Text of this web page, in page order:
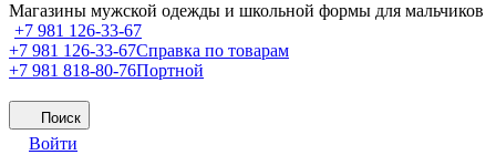
Магазины мужской одежды и школьной формы для мальчиков
+7 981 126-33-67
+7 981 126-33-67Справка по товарам
+7 981 818-80-76Портной
Поиск
Войти